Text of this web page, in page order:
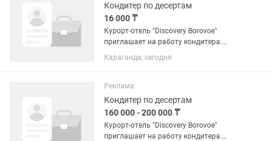
Кондитер по десертам
16 000 ₸
Курорт-отель "Discovery Borovoe"
приглашает на работу кондитера.
«Discovery Borovoe» — это современный
курорт-отель для семейного отдыха,
природной зоне: среди соснового...
Караганда, сегодня
Реклама
Кондитер по десертам
160 000 - 200 000 ₸
Курорт-отель "Discovery Borovoe"
приглашает на работу кондитера.